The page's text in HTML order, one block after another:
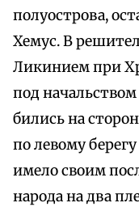
полуострова,
Хемус. В
Ликинием при
под
бились на
по левому
имело своим
народа на два